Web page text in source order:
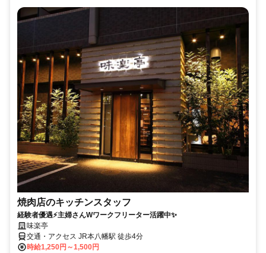
焼肉店のキッチンスタッフ
経験者優遇⚡主婦さんWワークフリーター活躍中✨
味楽亭
交通・アクセス JR本八幡駅 徒歩4分
時給1,250円～1,500円